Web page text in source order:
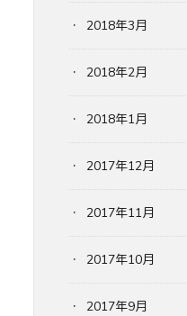
2018年3月
2018年2月
2018年1月
2017年12月
2017年11月
2017年10月
2017年9月